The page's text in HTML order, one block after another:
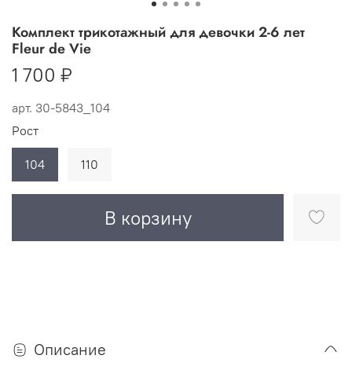
арт. 30-5843_104
Комплект трикотажный для девочки 2-6 лет
Fleur de Vie
1 700 ₽
В корзину
Рост
104 110
Описание